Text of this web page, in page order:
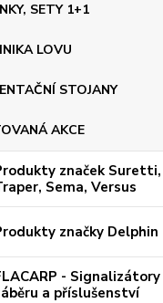
SETY 1+1
LOVU
STOJANY
AKCE
značek Suretti,
Sema, Versus
značky Delphin
- Signalizátory
a příslušenství